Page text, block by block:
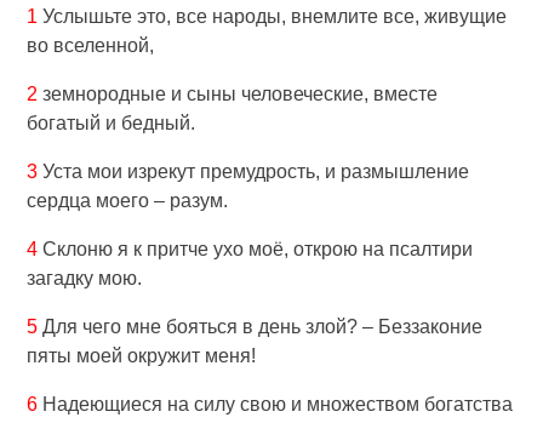
1 Услышьте это, все народы, внемлите все, живущие
во вселенной,
2 земнородные и сыны человеческие, вместе
богатый и бедный.
3 Уста мои изрекут премудрость, и размышление
сердца моего – разум.
4 Склоню я к притче ухо моё, открою на псалтири
загадку мою.
5 Для чего мне бояться в день злой? – Беззаконие
пяты моей окружит меня!
6 Надеющиеся на силу свою и множеством богатства